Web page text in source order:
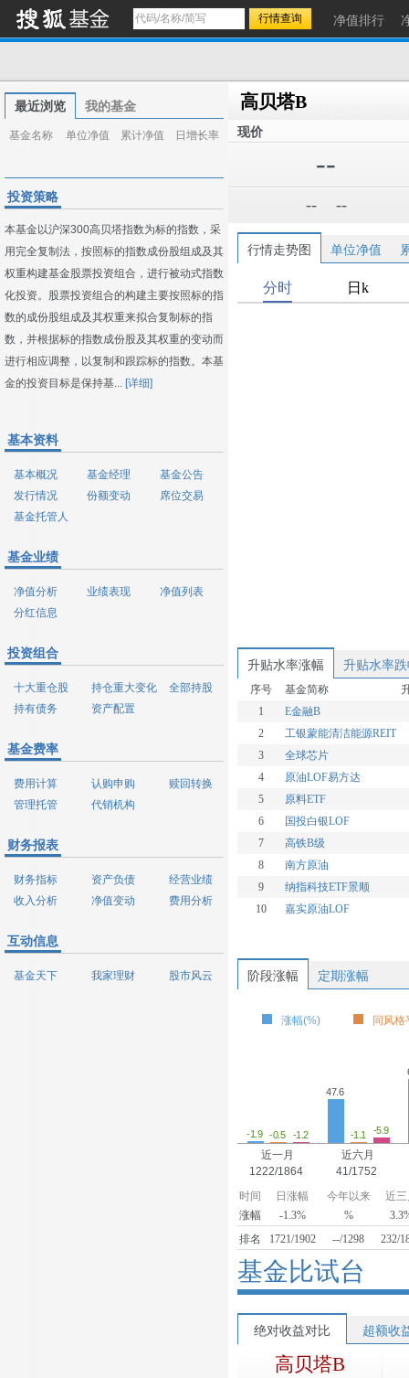
净值排行
最近浏览 我的基金
基金名称 单位净值 累计净值 日增长率
投资策略
本基金以沪深300高贝塔指数为标的指数，采
用完全复制法，按照标的指数成份股组成及其
权重构建基金股票投资组合，进行被动式指数
化投资。股票投资组合的构建主要按照标的指
数的成份股组成及其权重来拟合复制标的指
数，并根据标的指数成份股及其权重的变动而
进行相应调整，以复制和跟踪标的指数。本基
金的投资目标是保持基... [详细]
基本资料
基本概况 基金经理
基金公告
发行情况
份额变动
席位交易
基金托管人
基金业绩
净值分析 业绩表现
净值列表
分红信息
投资组合
十大重仓股 持仓重大变化
全部持股
持有债务
资产配置
基金费率
费用计算 认购申购
赎回转换
管理托管
代销机构
财务报表
财务指标 资产负债
经营业绩
收入分析
净值变动 费用分析
互动信息
基金天下 我家理财 股市风云
高贝塔B
现价
--
-- --
行情走势图 单位净值
升贴水率涨幅 升贴水率
序号 基金简称
1
E金融B
2
工银蒙能清洁能源REIT
3
全球芯片
4
原油LOF易方达
5
原料ETF
6
国投白银LOF
7
高铁B级
8
南方原油
9
纳指科技ETF景顺
10
嘉实原油LOF
阶段涨幅 定期涨幅
涨幅(%) 同风格
-1.9 -0.5 -1.2
近一月
1222/1864
47.6
-1.1 -5.9
近六月
41/1752
时间 日涨幅 今年以来
近
涨幅
-1.3% %
排名
1721/1902 --/1298 232/
基金比试台
绝对收益对比 超额收
高贝塔B